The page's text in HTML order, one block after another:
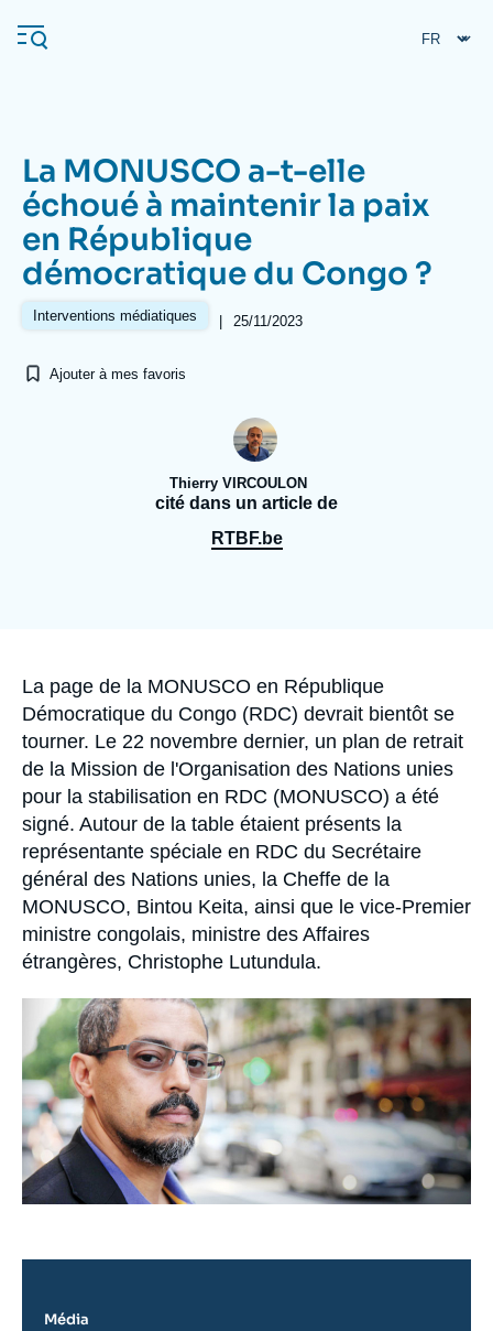
au
contenu
Navigation
principale
L'Ifri
Analyses
Se connecter
La MONUSCO a-t-elle
échoué à maintenir la paix
en République
démocratique du Congo ?
Interventions médiatiques | 25/11/2023
Ajouter à mes favoris
Thierry VIRCOULON
cité dans un article de
RTBF.be
Accroche
La page de la MONUSCO en République
Démocratique du Congo (RDC) devrait bientôt se
tourner. Le 22 novembre dernier, un plan de retrait
de la Mission de l'Organisation des Nations unies
pour la stabilisation en RDC (MONUSCO) a été
signé. Autour de la table étaient présents la
représentante spéciale en RDC du Secrétaire
général des Nations unies, la Cheffe de la
MONUSCO, Bintou Keita, ainsi que le vice-Premier
ministre congolais, ministre des Affaires
étrangères, Christophe Lutundula.
Image
principale
médiatique
Média